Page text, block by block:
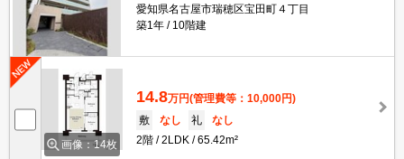
愛知県名古屋市瑞穂区宝田町４丁目
築1年
10階建
画像：14枚
14.8万円(管理費等：10,000円)
敷
なし 礼
なし
2階
2LDK 65.42m²